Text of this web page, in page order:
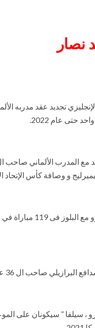
نصار
حتى عام 2022.
كأس الإتحاد الإنجليزي ، فقد لعب تشيلسي
محرزاً هدفين ، و محققاً دوري أبطال أوروبا منذ إنتقاله من فريق باريس سان جيرمان.